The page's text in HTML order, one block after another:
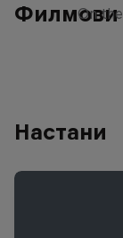
Филмови
On
Настани